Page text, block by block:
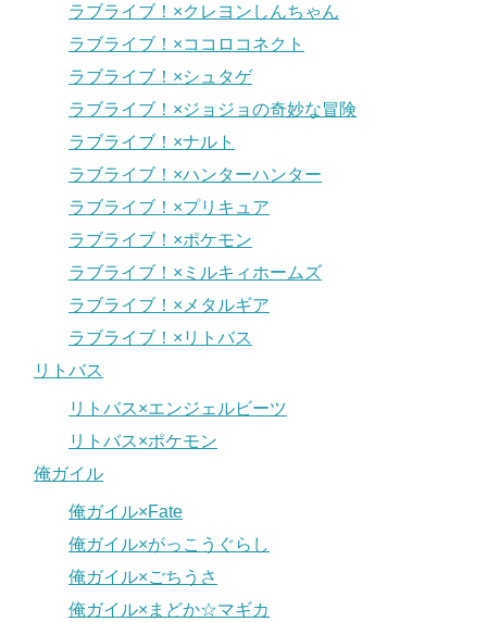
ラブライブ！×クレヨンしんちゃん
ラブライブ！×ココロコネクト
ラブライブ！×シュタゲ
ラブライブ！×ジョジョの奇妙な冒険
ラブライブ！×ナルト
ラブライブ！×ハンターハンター
ラブライブ！×プリキュア
ラブライブ！×ポケモン
ラブライブ！×ミルキィホームズ
ラブライブ！×メタルギア
ラブライブ！×リトバス
リトバス
リトバス×エンジェルビーツ
リトバス×ポケモン
俺ガイル
俺ガイル×Fate
俺ガイル×がっこうぐらし
俺ガイル×ごちうさ
俺ガイル×まどか☆マギカ